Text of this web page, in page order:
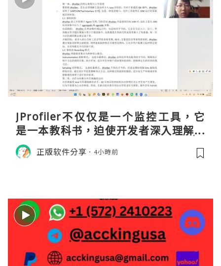
JProfiler不仅仅是一个监控工具，它
是一本教科书，迫使开发者深入理解JV
M的内存模型、垃圾回收机制和并发原
理。通过直观的可视化数据，它将抽象
正版软件分享 4小時前